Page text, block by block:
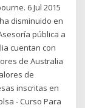
6 Jul 2015
disminuido en
pública a
cuentan con
de Australia
de
inscritas en
- Curso Para